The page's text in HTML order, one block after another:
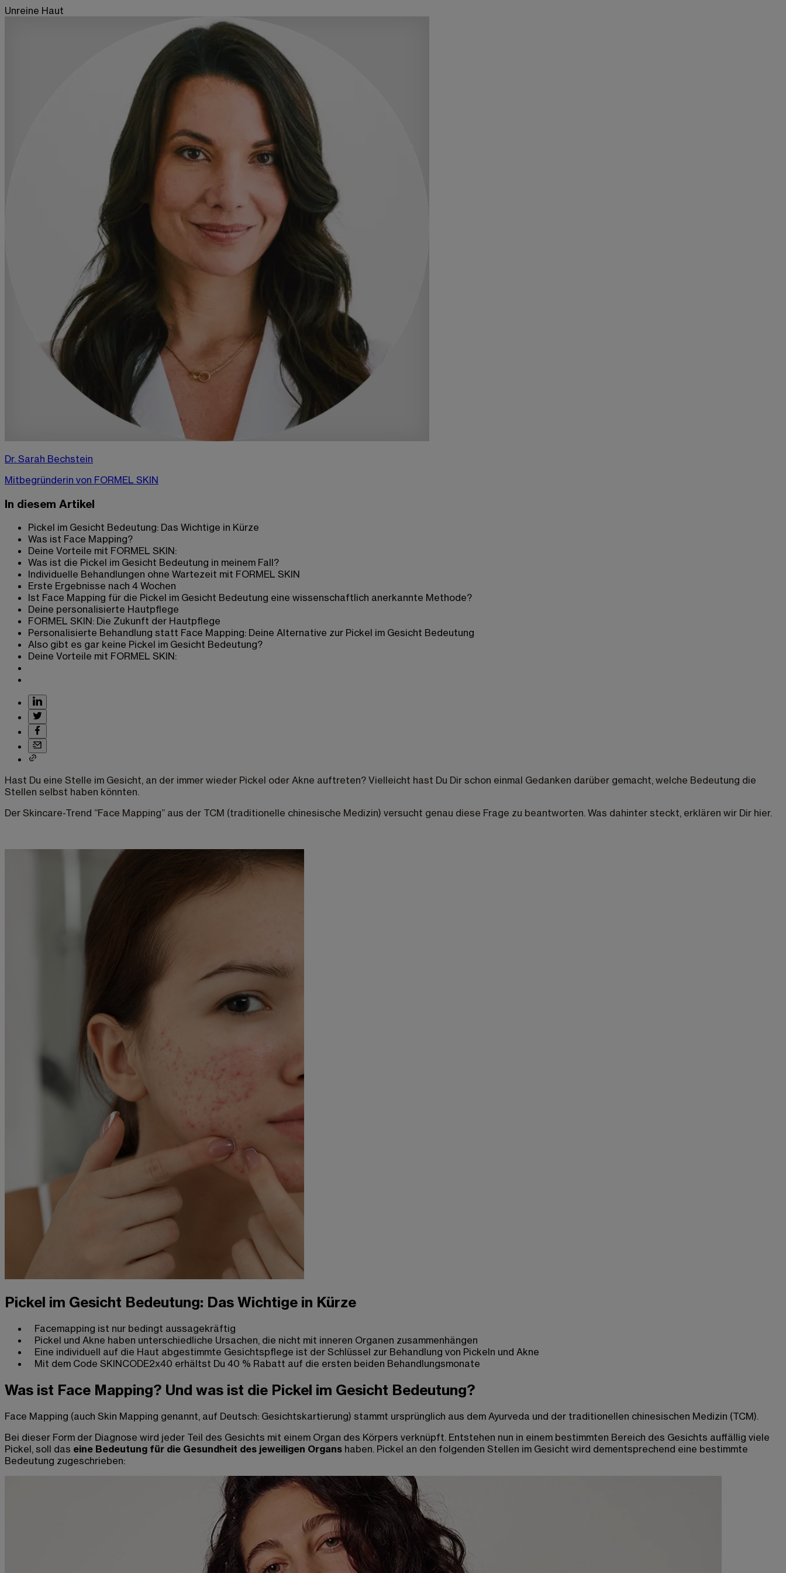
Unreine Haut
Dr. Sarah Bechstein
Mitbegründerin von FORMEL SKIN
In diesem Artikel
Pickel im Gesicht Bedeutung: Das Wichtige in Kürze
Was ist Face Mapping?
Deine Vorteile mit FORMEL SKIN:
Was ist die Pickel im Gesicht Bedeutung in meinem Fall?
Individuelle Behandlungen ohne Wartezeit mit FORMEL SKIN
Erste Ergebnisse nach 4 Wochen
Ist Face Mapping für die Pickel im Gesicht Bedeutung eine wissenschaftlich anerkannte Methode?
Deine personalisierte Hautpflege
FORMEL SKIN: Die Zukunft der Hautpflege
Personalisierte Behandlung statt Face Mapping: Deine Alternative zur Pickel im Gesicht Bedeutung
Also gibt es gar keine Pickel im Gesicht Bedeutung?
Deine Vorteile mit FORMEL SKIN:
Hast Du eine Stelle im Gesicht, an der immer wieder Pickel oder Akne auftreten? Vielleicht hast Du Dir schon einmal Gedanken darüber gemacht, welche Bedeutung die
Stellen selbst haben könnten.
Der Skincare-Trend “Face Mapping” aus der TCM (traditionelle chinesische Medizin) versucht genau diese Frage zu beantworten. Was dahinter steckt, erklären wir Dir hier.
Pickel im Gesicht Bedeutung: Das Wichtige in Kürze
Facemapping ist nur bedingt aussagekräftig
Pickel und Akne haben unterschiedliche Ursachen, die nicht mit inneren Organen zusammenhängen
Eine individuell auf die Haut abgestimmte Gesichtspflege ist der Schlüssel zur Behandlung von Pickeln und Akne
Mit dem Code SKINCODE2x40 erhältst Du 40 % Rabatt auf die ersten beiden Behandlungsmonate
Was ist Face Mapping? Und was ist die Pickel im Gesicht Bedeutung?
Face Mapping (auch Skin Mapping genannt, auf Deutsch: Gesichtskartierung) stammt ursprünglich aus dem Ayurveda und der traditionellen chinesischen Medizin (TCM).
Bei dieser Form der Diagnose wird jeder Teil des Gesichts mit einem Organ des Körpers verknüpft. Entstehen nun in einem bestimmten Bereich des Gesichts auffällig viele
Pickel, soll das eine Bedeutung für die Gesundheit des jeweiligen Organs haben. Pickel an den folgenden Stellen im Gesicht wird dementsprechend eine bestimmte
Bedeutung zugeschrieben: